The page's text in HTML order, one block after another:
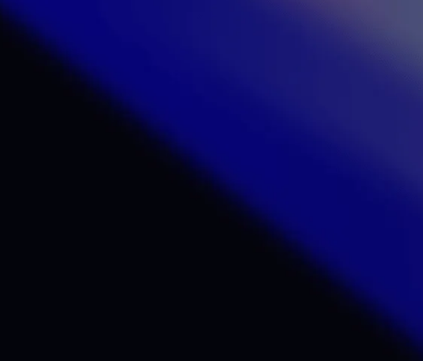
ont été rendues : aujourd'hui Sewan est une
rassemble près de 800 collaborateurs dans 7 pays !
passionnés qui suivent toujours un fil rouge
2023
se réinvente pour aller toujours plus loin.
la volonté de rendre le métier d’opérateur plus